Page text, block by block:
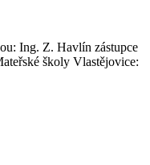
Ing. Z. Havlín zástupce
školy Vlastějovice: